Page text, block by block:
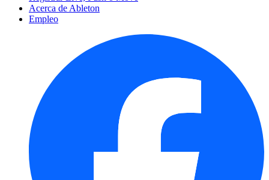
Acerca de Ableton
Empleo